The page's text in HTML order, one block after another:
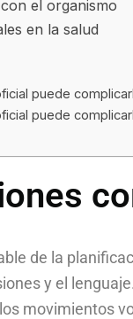
el organismo
en la salud
puede
puede
de la
y el
movimientos